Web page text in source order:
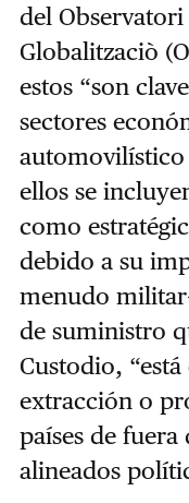
del
Globalitzaciò
estos “son
sectores
automovilístico
ellos se
como
debido a su
menudo
de suministro
Custodio,
extracción o
países de fuera
alineados